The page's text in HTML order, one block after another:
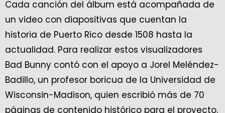
Cada canción del álbum está acompañada de
un video con diapositivas que cuentan la
historia de Puerto Rico desde 1508 hasta la
actualidad. Para realizar estos visualizadores
Bad Bunny contó con el apoyo a Jorel Meléndez-
Badillo, un profesor boricua de la Universidad de
Wisconsin-Madison, quien escribió más de 70
páginas de contenido histórico para el proyecto.